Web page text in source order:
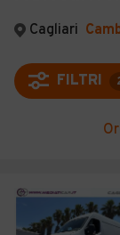
Auto
Auto Km
Auto
Moto
MAGAZINE
ACCEDI
Cagliari
FILTRI